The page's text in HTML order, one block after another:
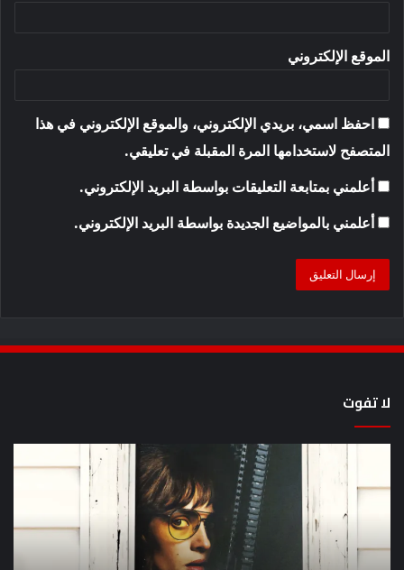
الموقع الإلكتروني
احفظ اسمي، بريدي الإلكتروني، والموقع الإلكتروني في هذا
المتصفح لاستخدامها المرة المقبلة في تعليقي.
أعلمني بمتابعة التعليقات بواسطة البريد الإلكتروني.
أعلمني بالمواضيع الجديدة بواسطة البريد الإلكتروني.
لا تفوت
الذي
أخرى